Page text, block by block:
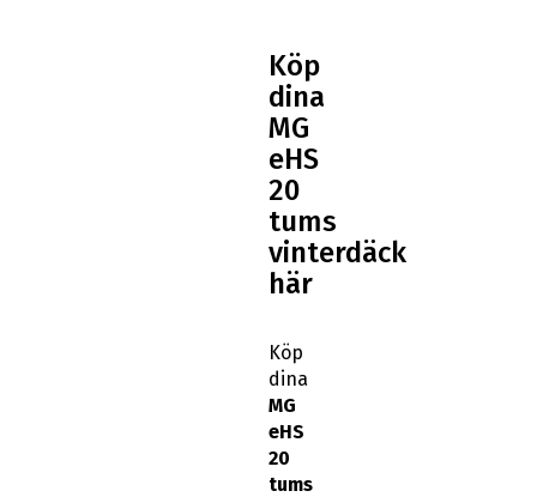
Köp
dina
MG
eHS
20
tums
vinterdäck
här
Köp
dina
MG
eHS
20
tums